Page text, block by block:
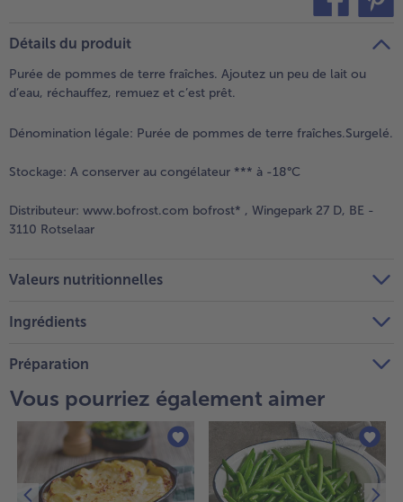
Détails du produit
Purée de pommes de terre fraîches. Ajoutez un peu de lait ou
d’eau, réchauffez, remuez et c’est prêt.
Dénomination légale: Purée de pommes de terre fraîches.Surgelé.
Stockage: A conserver au congélateur *** à -18°C
Distributeur: www.bofrost.com bofrost* , Wingepark 27 D, BE -
3110 Rotselaar
Valeurs nutritionnelles
Ingrédients
Préparation
Vous pourriez également aimer